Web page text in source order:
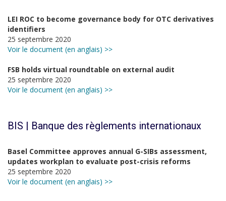
LEI ROC to become governance body for OTC derivatives
identifiers
25 septembre 2020
Voir le document (en anglais) >>
FSB holds virtual roundtable on external audit
25 septembre 2020
Voir le document (en anglais) >>
BIS | Banque des règlements internationaux
Basel Committee approves annual G-SIBs assessment,
updates workplan to evaluate post-crisis reforms
25 septembre 2020
Voir le document (en anglais) >>